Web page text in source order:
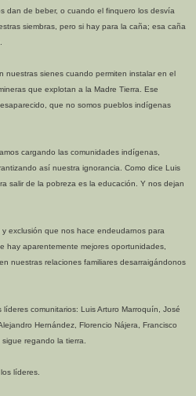
dan de beber, o cuando el finquero los desvía
siembras, pero si hay para la caña; esa caña
nuestras sienes cuando permiten instalar en el
que explotan a la Madre Tierra. Ese
que no somos pueblos indígenas
cargando las comunidades indígenas,
así nuestra ignorancia. Como dice Luis
salir de la pobreza es la educación. Y nos dejan
exclusión que nos hace endeudarnos para
hay aparentemente mejores oportunidades,
nuestras relaciones familiares desarraigándonos
comunitarios: Luis Arturo Marroquín, José
Hernández, Florencio Nájera, Francisco
regando la tierra.
líderes.